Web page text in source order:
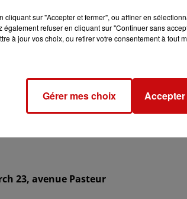
des Maisons Dr Oberkirch
23, avenue Pasteur
cliquant sur "Accepter et fermer", ou affiner en
également refuser en cliquant sur "Continuer sans
à jour vos choix, ou retirer votre consentement à tout
Gérer mes choix